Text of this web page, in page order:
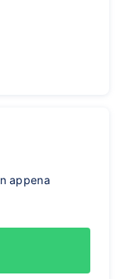
appena